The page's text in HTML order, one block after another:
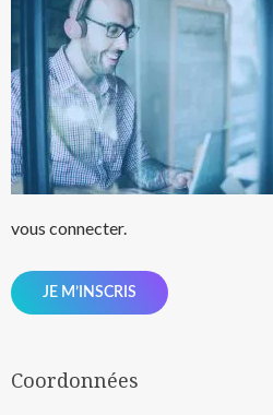
vous connecter.
JE M’INSCRIS
Coordonnées